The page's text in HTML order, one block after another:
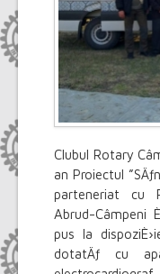
Clubul Rotary
an Proiectul
parteneriat cu
Abrud-Câmpeni
pus la
dotatÄƒ cu